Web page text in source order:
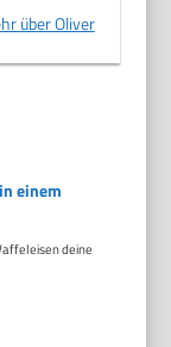
über Oliver
einem
deine